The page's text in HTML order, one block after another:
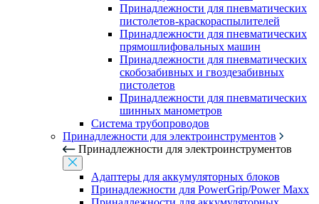
Принадлежности для пневматических
пистолетов-краскораспылителей
Принадлежности для пневматических
прямошлифовальных машин
Принадлежности для пневматических
скобозабивных и гвоздезабивных
пистолетов
Принадлежности для пневматических
шинных манометров
Система трубопроводов
Принадлежности для электроинструментов
Принадлежности для электроинструментов
Адаптеры для аккумуляторных блоков
Принадлежности для PowerGrip/Power Maxx